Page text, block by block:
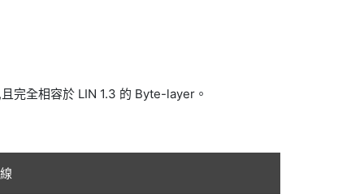
完全相容於 LIN 1.3 的 Byte-layer。